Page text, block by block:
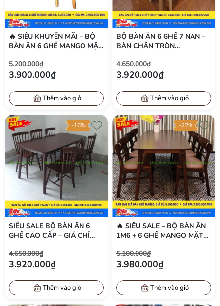
🔥 SIÊU KHUYẾN MÃI – BỘ
BÀN ĂN 6 GHẾ MANGO MẶT
ÁI – GIÁ CHỈ 3.900.000Đ
5.200.000₫
3.900.000₫
Thêm vào giỏ
BỘ BÀN ĂN 6 GHẾ 7 NAN –
BÀN CHÂN TRÒN
3.920.000Đ TẠI LHQ
FURNITURE
4.650.000₫
3.920.000₫
Thêm vào giỏ
-16%
SIÊU SALE BỘ BÀN ĂN 6
GHẾ CAO CẤP – GIÁ CHỈ
FURNITURE
4.650.000₫
3.920.000₫
Thêm vào giỏ
-22%
🔥 SIÊU SALE – BỘ BÀN ĂN
1M6 + 6 GHẾ MANGO MẶT
HOẶC WALNUT – GIÁ CHỈ
3.980.000Đ
5.100.000₫
3.980.000₫
Thêm vào giỏ